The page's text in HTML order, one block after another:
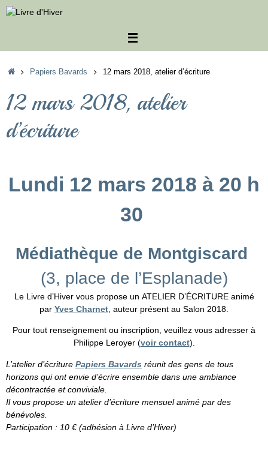
Passer
au
AccueilPapiers Bavards 12 mars 2018, atelier d’écriture
12 mars 2018, atelier
d’écriture
Lundi 12 mars 2018 à 20 h
30
Médiathèque de Montgiscard
(3, place de l’Esplanade)
Le Livre d’Hiver vous propose un ATELIER D’ÉCRITURE animé
par Yves Charnet , auteur présent au Salon 2018.
Pour tout renseignement ou inscription, veuillez vous adresser à
Philippe Leroyer (voir contact).
L’atelier d’écriture Papiers Bavards réunit des gens de tous
horizons qui ont envie d’écrire ensemble dans une ambiance
décontractée et conviviale.
Il vous propose un atelier d’écriture mensuel animé par des
bénévoles.
Participation : 10 € (adhésion à Livre d’Hiver)